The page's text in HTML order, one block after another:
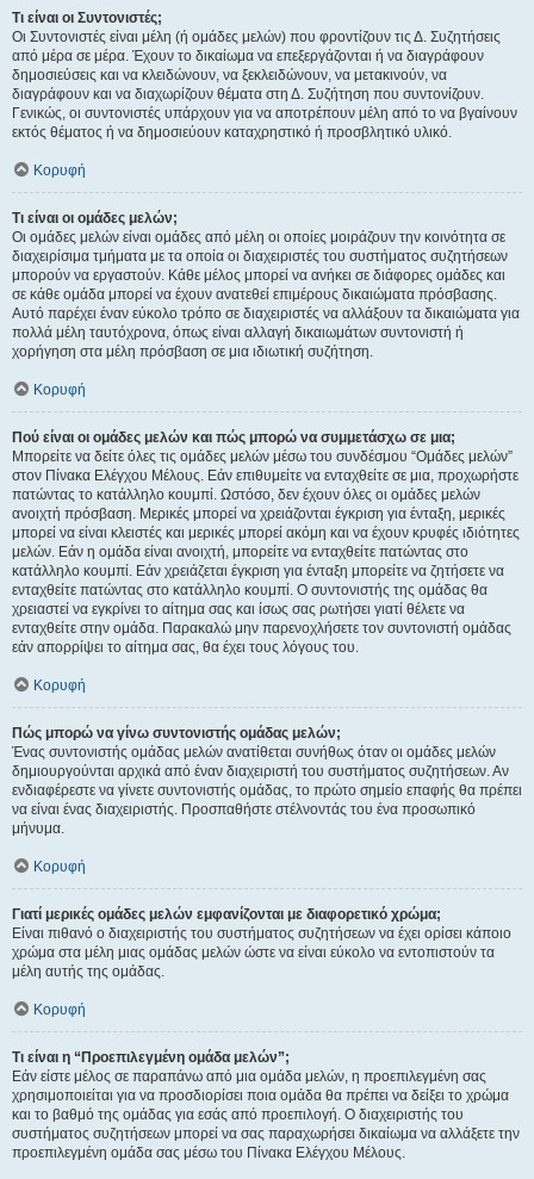
Τι είναι οι Συντονιστές;
Οι Συντονιστές είναι μέλη (ή ομάδες μελών) που φροντίζουν τις Δ. Συζητήσεις
από μέρα σε μέρα. Έχουν το δικαίωμα να επεξεργάζονται ή να διαγράφουν
δημοσιεύσεις και να κλειδώνουν, να ξεκλειδώνουν, να μετακινούν, να
διαγράφουν και να διαχωρίζουν θέματα στη Δ. Συζήτηση που συντονίζουν.
Γενικώς, οι συντονιστές υπάρχουν για να αποτρέπουν μέλη από το να βγαίνουν
εκτός θέματος ή να δημοσιεύουν καταχρηστικό ή προσβλητικό υλικό.
Κορυφή
Τι είναι οι ομάδες μελών;
Οι ομάδες μελών είναι ομάδες από μέλη οι οποίες μοιράζουν την κοινότητα σε
διαχειρίσιμα τμήματα με τα οποία οι διαχειριστές του συστήματος συζητήσεων
μπορούν να εργαστούν. Κάθε μέλος μπορεί να ανήκει σε διάφορες ομάδες και
σε κάθε ομάδα μπορεί να έχουν ανατεθεί επιμέρους δικαιώματα πρόσβασης.
Αυτό παρέχει έναν εύκολο τρόπο σε διαχειριστές να αλλάξουν τα δικαιώματα για
πολλά μέλη ταυτόχρονα, όπως είναι αλλαγή δικαιωμάτων συντονιστή ή
χορήγηση στα μέλη πρόσβαση σε μια ιδιωτική συζήτηση.
Κορυφή
Πού είναι οι ομάδες μελών και πώς μπορώ να συμμετάσχω σε μια;
Μπορείτε να δείτε όλες τις ομάδες μελών μέσω του συνδέσμου “Ομάδες μελών”
στον Πίνακα Ελέγχου Μέλους. Εάν επιθυμείτε να ενταχθείτε σε μια, προχωρήστε
πατώντας το κατάλληλο κουμπί. Ωστόσο, δεν έχουν όλες οι ομάδες μελών
ανοιχτή πρόσβαση. Μερικές μπορεί να χρειάζονται έγκριση για ένταξη, μερικές
μπορεί να είναι κλειστές και μερικές μπορεί ακόμη και να έχουν κρυφές ιδιότητες
μελών. Εάν η ομάδα είναι ανοιχτή, μπορείτε να ενταχθείτε πατώντας στο
κατάλληλο κουμπί. Εάν χρειάζεται έγκριση για ένταξη μπορείτε να ζητήσετε να
ενταχθείτε πατώντας στο κατάλληλο κουμπί. Ο συντονιστής της ομάδας θα
χρειαστεί να εγκρίνει το αίτημα σας και ίσως σας ρωτήσει γιατί θέλετε να
ενταχθείτε στην ομάδα. Παρακαλώ μην παρενοχλήσετε τον συντονιστή ομάδας
εάν απορρίψει το αίτημα σας, θα έχει τους λόγους του.
Κορυφή
Πώς μπορώ να γίνω συντονιστής ομάδας μελών;
Ένας συντονιστής ομάδας μελών ανατίθεται συνήθως όταν οι ομάδες μελών
δημιουργούνται αρχικά από έναν διαχειριστή του συστήματος συζητήσεων. Αν
ενδιαφέρεστε να γίνετε συντονιστής ομάδας, το πρώτο σημείο επαφής θα πρέπει
να είναι ένας διαχειριστής. Προσπαθήστε στέλνοντάς του ένα προσωπικό
μήνυμα.
Κορυφή
Γιατί μερικές ομάδες μελών εμφανίζονται με διαφορετικό χρώμα;
Είναι πιθανό ο διαχειριστής του συστήματος συζητήσεων να έχει ορίσει κάποιο
χρώμα στα μέλη μιας ομάδας μελών ώστε να είναι εύκολο να εντοπιστούν τα
μέλη αυτής της ομάδας.
Κορυφή
Τι είναι η “Προεπιλεγμένη ομάδα μελών”;
Εάν είστε μέλος σε παραπάνω από μια ομάδα μελών, η προεπιλεγμένη σας
χρησιμοποιείται για να προσδιορίσει ποια ομάδα θα πρέπει να δείξει το χρώμα
και το βαθμό της ομάδας για εσάς από προεπιλογή. Ο διαχειριστής του
συστήματος συζητήσεων μπορεί να σας παραχωρήσει δικαίωμα να αλλάξετε την
προεπιλεγμένη ομάδα σας μέσω του Πίνακα Ελέγχου Μέλους.